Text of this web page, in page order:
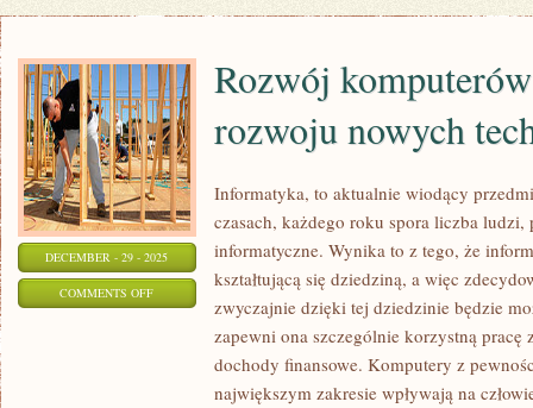
DECEMBER - 29 - 2025
COMMENTS OFFON
KOMPUTERÓW
Rozwój
rozwoju nowych
Informatyka, to aktualnie wiodący
czasach, każdego roku spora liczba ludzi,
informatyczne. Wynika to z tego, że
kształtującą się dziedziną, a więc
zwyczajnie dzięki tej dziedzinie będzie
zapewni ona szczególnie korzystną pracę
dochody finansowe. Komputery z
największym zakresie wpływają na